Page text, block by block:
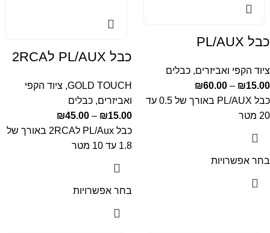
כבל PL/AUX
ציוד הקפי ואביזרים, כבלים
₪15.00
–
₪60.00
כבל PL/AUX באורך של 0.5 עד
20 מטר
בחר אפשרויות
כבל PL/AUX ל2RCA
GOLD TOUCH
, ציוד הקפי
ואביזרים, כבלים
₪15.00
–
₪45.00
כבל PL/Aux ל2RCA באורך של
1.8 עד 10 מטר
בחר אפשרויות